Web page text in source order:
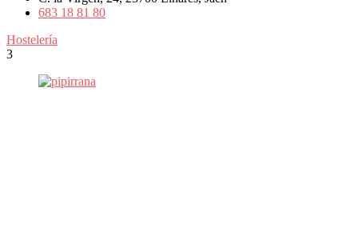
683 18 81 80
Hostelería
3